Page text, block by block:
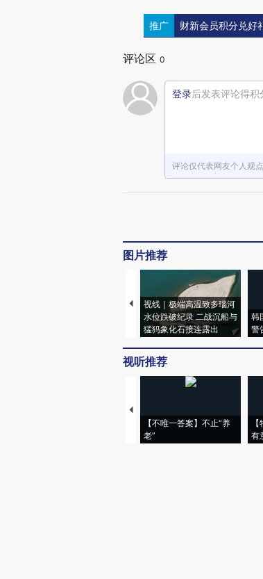
推广 财新会员积分兑好
评论区 0
登录后发表评论得积
评论仅代表网友个人观
图片推荐
视线｜极端高温致多瑙河
水位跌破纪录 二战沉船与
猛犸象化石接连露出
韩
警
视听推荐
【不唯一答案】不止“养
老”
有